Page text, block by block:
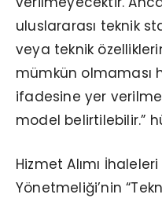
uluslararası teknik
veya teknik
mümkün olmaması
ifadesine yer
model belirtilebilir.”
Hizmet Alımı
Yönetmeliği’nin